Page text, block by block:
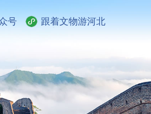
号 跟着文物游河北